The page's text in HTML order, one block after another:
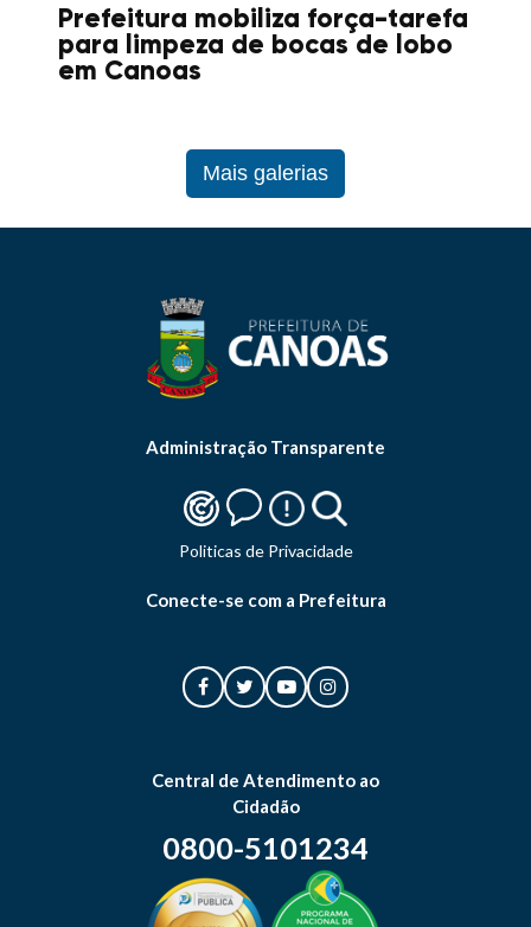
Prefeitura mobiliza força-tarefa
para limpeza de bocas de lobo
em Canoas
Mais galerias
Administração Transparente
Politicas de Privacidade
Conecte-se com a Prefeitura
Central de Atendimento ao
Cidadão
0800-5101234